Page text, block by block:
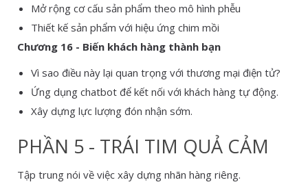
Mở rộng cơ cấu sản phẩm theo mô hình phễu
Thiết kế sản phẩm với hiệu ứng chim mồi
Chương 16 - Biến khách hàng thành bạn
Vì sao điều này lại quan trọng với thương mại điện tử?
Ứng dụng chatbot để kết nối với khách hàng tự động.
Xây dựng lực lượng đón nhận sớm.
PHẦN 5 - TRÁI TIM QUẢ CẢM
Tập trung nói về việc xây dựng nhãn hàng riêng.